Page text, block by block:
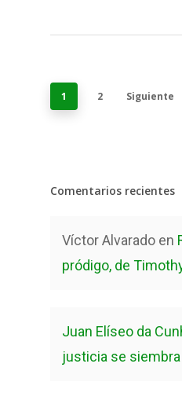
1 2 Siguiente
Comentarios recientes
Víctor Alvarado en
pródigo, de
Juan Elíseo da
justicia se siembra